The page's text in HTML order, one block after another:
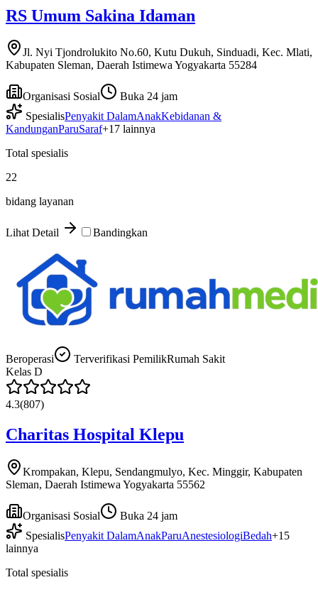
RS Umum Sakina Idaman
Jl. Nyi Tjondrolukito No.60, Kutu Dukuh, Sinduadi, Kec. Mlati,
Kabupaten Sleman, Daerah Istimewa Yogyakarta 55284
Organisasi Sosial
Buka 24 jam
SpesialisPenyakit DalamAnakKebidanan &
KandunganParuSaraf+17 lainnya
Total spesialis
22
bidang layanan
Lihat Detail Bandingkan
Beroperasi Terverifikasi PemilikRumah Sakit
Kelas D
4.3(807)
Charitas Hospital Klepu
Krompakan, Klepu, Sendangmulyo, Kec. Minggir, Kabupaten
Sleman, Daerah Istimewa Yogyakarta 55562
Organisasi Sosial
Buka 24 jam
SpesialisPenyakit DalamAnakParuAnestesiologiBedah+15
lainnya
Total spesialis